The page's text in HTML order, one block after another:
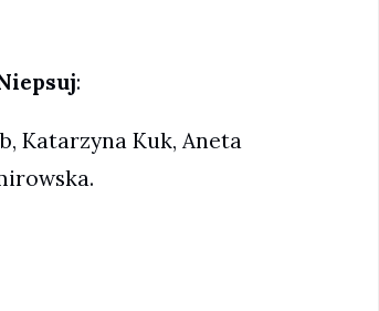
:
Katarzyna Kuk, Aneta